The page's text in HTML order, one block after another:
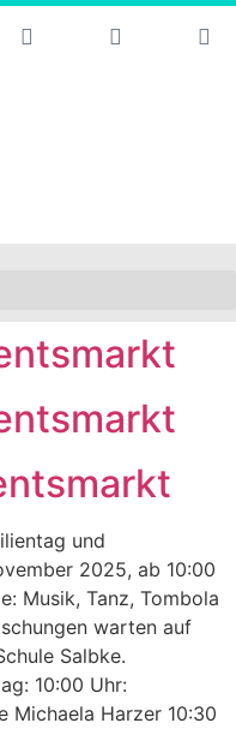
und
2025, ab 10:00
Musik, Tanz, Tombola
warten auf
Salbke.
10:00 Uhr:
Michaela Harzer 10:30